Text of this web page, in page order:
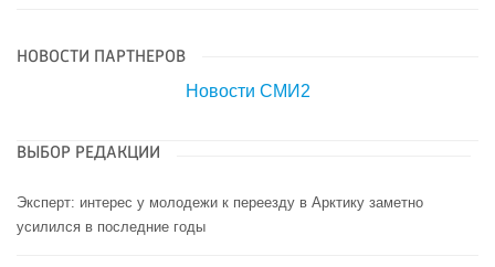
НОВОСТИ ПАРТНЕРОВ
Новости СМИ2
ВЫБОР РЕДАКЦИИ
Эксперт: интерес у молодежи к переезду в Арктику заметно
усилился в последние годы